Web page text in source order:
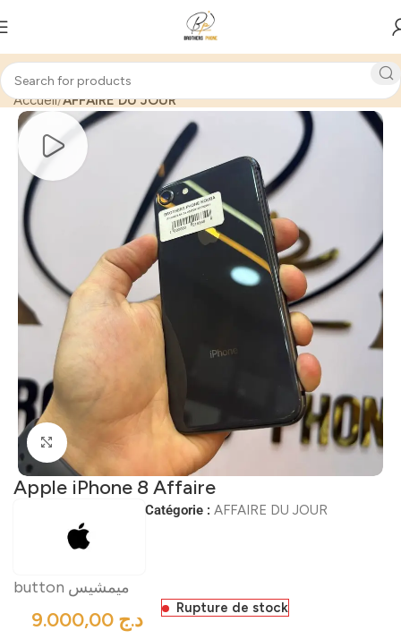
Accueil AFFAIRE DU JOUR
Click to enlarge
Apple iPhone 8 Affaire
Catégorie : AFFAIRE DU JOUR
button ميمشيس
د.ج Rupture de stock